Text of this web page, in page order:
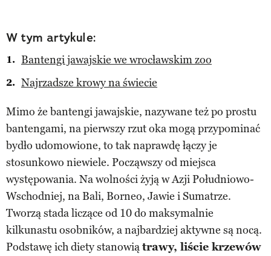
W tym artykule:
Bantengi jawajskie we wrocławskim zoo
Najrzadsze krowy na świecie
Mimo że bantengi jawajskie, nazywane też po prostu
bantengami, na pierwszy rzut oka mogą przypominać
bydło udomowione, to tak naprawdę łączy je
stosunkowo niewiele. Począwszy od miejsca
występowania. Na wolności żyją w Azji Południowo-
Wschodniej, na Bali, Borneo, Jawie i Sumatrze.
Tworzą stada liczące od 10 do maksymalnie
kilkunastu osobników, a najbardziej aktywne są nocą.
Podstawę ich diety stanowiątrawy, liście krzewów